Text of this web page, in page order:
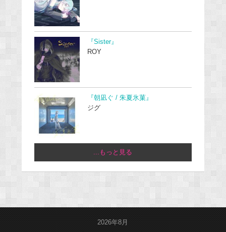
『Sister』
ROY
『朝凪ぐ / 朱夏氷菓』
ジグ
...もっと見る
2026年8月